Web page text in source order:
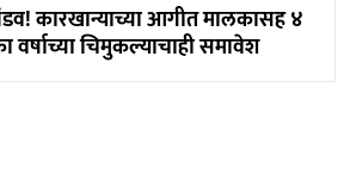
कारखान्याच्या आगीत मालकासह ४
वर्षाच्या चिमुकल्याचाही समावेश